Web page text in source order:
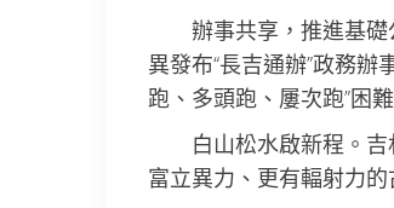
辦事共享，推進基
異發布“長吉通辦”政務
跑、多頭跑、屢次跑”困難
白山松水啟新程。吉
富立異力、更有輻射力